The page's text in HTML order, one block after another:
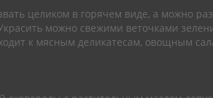
целиком в горячем виде, а можно
можно свежими веточками
к мясным деликатесам, овощным